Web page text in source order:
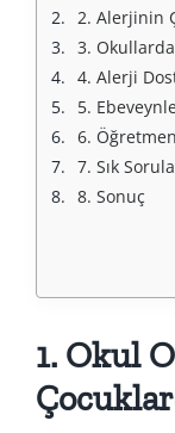
2. Alerjinin
3.
4. Alerji
5.
6.
7. Sık
8. Sonuç
1. Okul